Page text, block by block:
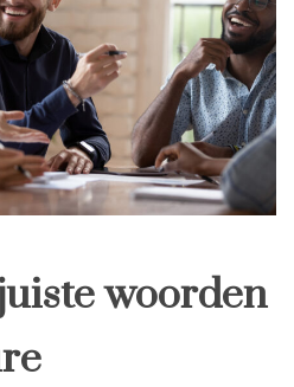
woorden